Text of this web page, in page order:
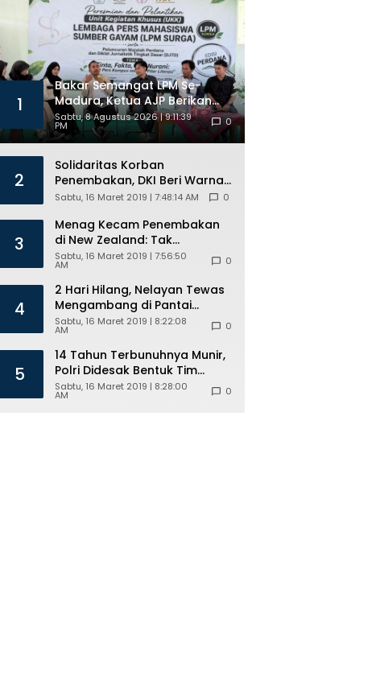
1
Bakar Semangat LPM Se-
Madura, Ketua AJP Berikan
Materi Jurnalistik dan Kelas
Mental
Sabtu, 8 Agustus 2026 | 9:11:39
PM 0
2
Solidaritas Korban
Penembakan, DKI Beri Warna
Bendera New Zealand di JPO
Sabtu, 16 Maret 2019 | 7:48:14 AM 0
3
Menag Kecam Penembakan
di New Zealand: Tak
Berperikemanusiaan!
Sabtu, 16 Maret 2019 | 7:56:50
AM 0
4
2 Hari Hilang, Nelayan Tewas
Mengambang di Pantai
Cipalawah Garut
Sabtu, 16 Maret 2019 | 8:22:08
AM 0
5
14 Tahun Terbunuhnya Munir,
Polri Didesak Bentuk Tim
Khusus
Sabtu, 16 Maret 2019 | 8:28:00
AM 0